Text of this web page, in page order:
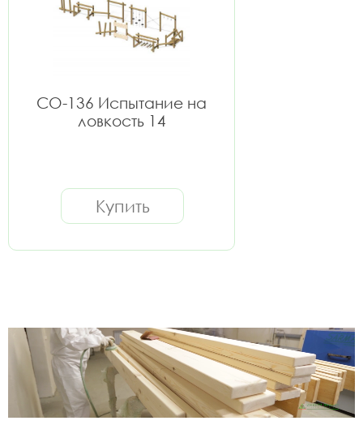
СО-136 Испытание на
ловкость 14
Купить